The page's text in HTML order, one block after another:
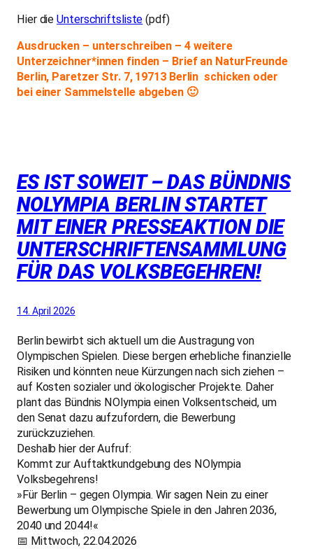
Hier dieUnterschriftsliste (pdf)
Ausdrucken – unterschreiben – 4 weitere
Unterzeichner*innen finden – Brief an NaturFreunde
Berlin, Paretzer Str. 7, 19713 Berlin schicken oder
bei einer Sammelstelle abgeben 🙂
ES IST SOWEIT – DAS BÜNDNIS
NOLYMPIA BERLIN STARTET
MIT EINER PRESSEAKTION DIE
UNTERSCHRIFTENSAMMLUNG
FÜR DAS VOLKSBEGEHREN!
14. April 2026
Berlin bewirbt sich aktuell um die Austragung von
Olympischen Spielen. Diese bergen erhebliche finanzielle
Risiken und könnten neue Kürzungen nach sich ziehen –
auf Kosten sozialer und ökologischer Projekte. Daher
plant das Bündnis NOlympia einen Volksentscheid, um
den Senat dazu aufzufordern, die Bewerbung
zurückzuziehen.
Deshalb hier der Aufruf:
Kommt zur Auftaktkundgebung des NOlympia
Volksbegehrens!
»Für Berlin – gegen Olympia. Wir sagen Nein zu einer
Bewerbung um Olympische Spiele in den Jahren 2036,
2040 und 2044!«
📅 Mittwoch, 22.04.2026